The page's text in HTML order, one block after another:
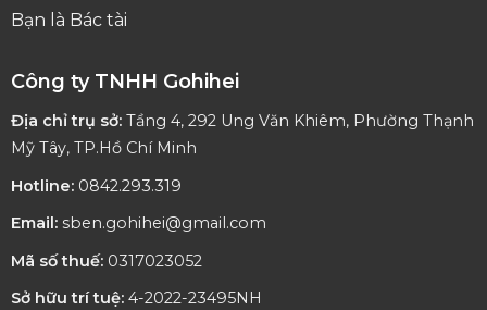
Bạn là Bác tài
Công ty TNHH Gohihei
Địa chỉ trụ sở:Tầng 4, 292 Ung Văn Khiêm, Phường Thạnh
Mỹ Tây, TP.Hồ Chí Minh
Hotline:0842.293.319
Email: sben.gohihei@gmail.com
Mã số thuế:0317023052
Sở hữu trí tuệ:4-2022-23495NH